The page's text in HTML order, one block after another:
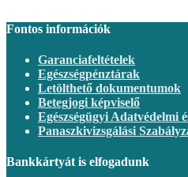
Fontos információk
Garanciafeltételek
Egészségpénztárak
Letölthető dokumentumok
Betegjogi képviselő
Egészségügyi Adatvédelmi
Panaszkivizsgálási
Bankkártyát is elfogadunk